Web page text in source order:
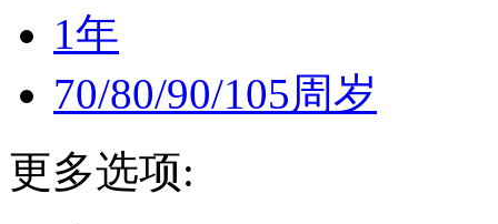
1年
70/80/90/105周岁
更多选项: